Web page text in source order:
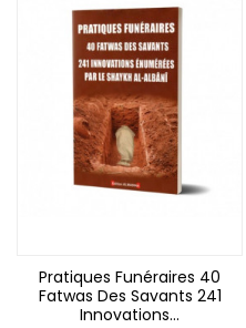
Pratiques Funéraires 40
Fatwas Des Savants 241
Innovations...